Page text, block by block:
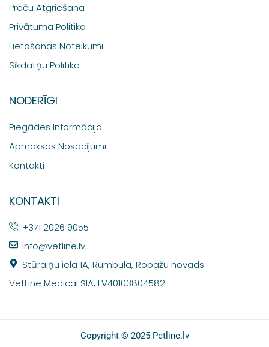
Preču Atgriešana
Privātuma Politika
Lietošanas Noteikumi
Sīkdatņu Politika
NODERĪGI
Piegādes Informācija
Apmaksas Nosacījumi
Kontakti
KONTAKTI
+371 2026 9055
info@vetline.lv
Stūraiņu iela 1A, Rumbula, Ropažu novads
VetLine Medical SIA, LV40103804582
Copyright © 2025 Petline.lv